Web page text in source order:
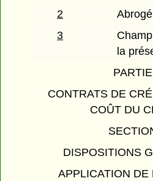
2
Abrogé
3
la
CONTRATS DE
COÛT DU
DISPOSITIONS
APPLICATION DE